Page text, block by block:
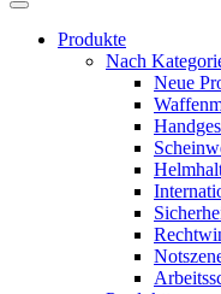
Produkte
Nach
Neue